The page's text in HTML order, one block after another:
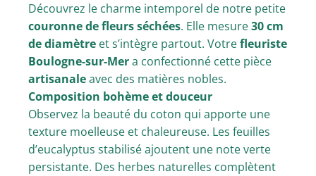
Découvrez le charme intemporel de notre petite
couronne de fleurs séchées. Elle mesure30 cm
de diamètre et s’intègre partout. Votrefleuriste
Boulogne-sur-Mera confectionné cette pièce
artisanaleavec des matières nobles.
Composition bohème et douceur
Observez la beauté du coton qui apporte une
texture moelleuse et chaleureuse. Les feuilles
d’eucalyptus stabilisé ajoutent une note verte
persistante. Des herbes naturelles complètent